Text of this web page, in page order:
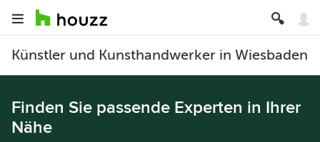
Künstler und Kunsthandwerker in Wiesbaden
Finden Sie passende Experten in Ihrer
Nähe